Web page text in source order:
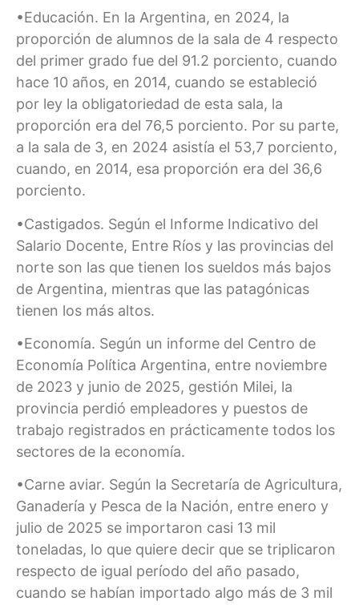
•Educación. En la Argentina, en 2024, la
proporción de alumnos de la sala de 4 respecto
del primer grado fue del 91.2 porciento, cuando
hace 10 años, en 2014, cuando se estableció
por ley la obligatoriedad de esta sala, la
proporción era del 76,5 porciento. Por su parte,
a la sala de 3, en 2024 asistía el 53,7 porciento,
cuando, en 2014, esa proporción era del 36,6
porciento.
•Castigados. Según el Informe Indicativo del
Salario Docente, Entre Ríos y las provincias del
norte son las que tienen los sueldos más bajos
de Argentina, mientras que las patagónicas
tienen los más altos.
•Economía. Según un informe del Centro de
Economía Política Argentina, entre noviembre
de 2023 y junio de 2025, gestión Milei, la
provincia perdió empleadores y puestos de
trabajo registrados en prácticamente todos los
sectores de la economía.
•Carne aviar. Según la Secretaría de Agricultura,
Ganadería y Pesca de la Nación, entre enero y
julio de 2025 se importaron casi 13 mil
toneladas, lo que quiere decir que se triplicaron
respecto de igual período del año pasado,
cuando se habían importado algo más de 3 mil